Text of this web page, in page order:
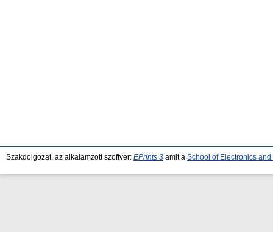
Szakdolgozat, az alkalamzott szoftver: EPrints 3 amit a School of Electronics